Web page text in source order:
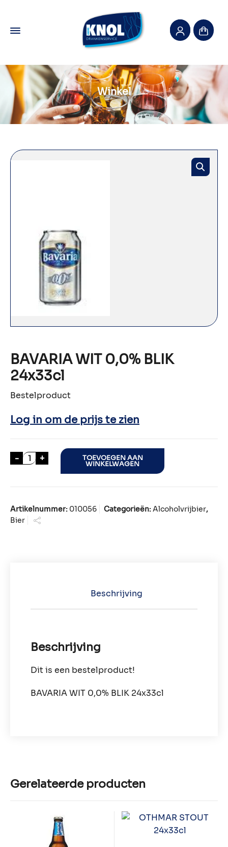
Winkel
BAVARIA WIT 0,0% BLIK
24x33cl
Bestelproduct
Log in om de prijs te zien
- BAVARIA WIT 0,0% BLIK 24x33cl aantal
+ TOEVOEGEN AAN
WINKELWAGEN
Artikelnummer: 010056 Categorieën:Alcoholvrijbier,
Bier
Beschrijving
Beschrijving
Dit is een bestelproduct!
BAVARIA WIT 0,0% BLIK 24x33cl
Gerelateerde producten